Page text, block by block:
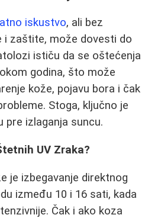
iskustvo, ali bez
i zaštite, može dovesti do
ističu da se oštećenja
godina, što može
kože, pojavu bora i čak
Stoga, ključno je
pre izlaganja suncu.
UV Zraka?
je izbegavanje direktnog
između 10 i 16 sati, kada
Čak i ako koza